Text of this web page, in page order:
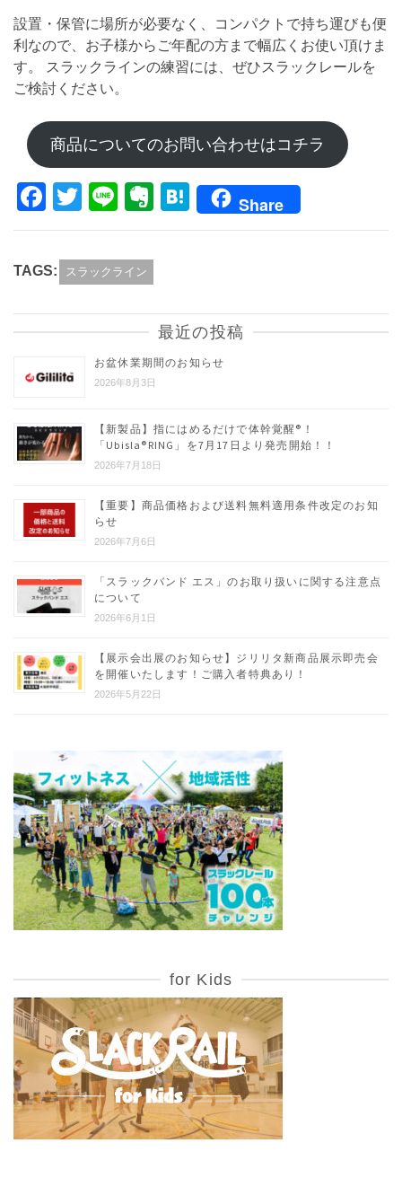
設置・保管に場所が必要なく、コンパクトで持ち運びも便
利なので、お子様からご年配の方まで幅広くお使い頂けま
す。 スラックラインの練習には、ぜひスラックレールを
ご検討ください。
商品についてのお問い合わせはコチラ
Facebook
TwitterLineEvernote
Hatena
Share
TAGS: スラックライン
最近の投稿
お盆休業期間のお知らせ
2026年8月3日
【新製品】指にはめるだけで体幹覚醒®︎！
「Ubisla®︎RING」を7月17日より発売開始！！
2026年7月18日
【重要】商品価格および送料無料適用条件改定のお知
らせ
2026年7月6日
「スラックバンド エス」のお取り扱いに関する注意点
について
2026年6月1日
【展示会出展のお知らせ】ジリリタ新商品展示即売会
を開催いたします！ご購入者特典あり！
2026年5月22日
for Kids